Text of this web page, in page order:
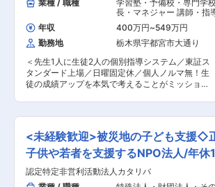
し、業務効率化を実現。採点結果は即時反映さ
れ、生徒や保護者のニーズに迅速対応できます ■
研修・キャリア 入社後は座学研修→先輩授業の見
学→模擬授業とステップを踏んでデビュー。教員
出身の方はもちろん、異業種からの転職者も多く
活躍中です 現場での経験を積んだ後は、教科責任
者や教室運営の中核メンバーとして活躍いただく
道もあり、「本物の教える力」を軸にキャリア形
く、協力して子どもを育てていくカルチャーが根
づいています。体育会系の厳しさよりも、プロと
エリアの各校舎。転居を伴う配属や今後のキャリ
アについては、面接時にしっかり相談できます。
変更の範囲：会社の定める業務
整し、化学反応を期待してアレンジします。 ◇コ
ンソーシアムの運営 地域のステークホルダーが集
まる「大槌高校魅力化構想会議」や「運営指導委
員会」などのコンソーシアム事務局として、議題
作成、資料作成、各種調整を行い、会議運営を担
当します。 ◇大槌高校の生徒募集・学校広報 各
種媒体（学校HP、公式note、町内広報誌）を通
じた広報活動、近隣中学校での説明会や先生との
関係構築、オープンスクールの開催、全国生徒募
生で構成された伴走チームが生徒をサポートしま
す。コーディネーターもその一員として、推薦入
試や総合型選抜（AO入試）を目指す生徒に対
し、論文課題やプレゼン課題の対策を支援しま
す。 ◇地域探究カリキュラムについて 大槌高校
業種 / 職種
学習塾・予備校・専門学
長・マネジャー 講師・指
トラクター
年収 400万円~549万円
勤務地
栃木県宇都宮市大通り
＜先生1人に生徒2人の個別指導システム／東証ス
タンダード上場／日曜固定休／個人ノルマ無！生
徒の成績アップを本気で考えることがミッショ
が雑談をしながら机まで一緒に向かい、時間にな
ったら授業が始まります！常に隣に先生がいるの
で、わからないことがあればすぐ聞ける環境で
す。先生と楽しく勉強し気が付けば1コマが終
了。帰るときには生徒のほとんどが笑顔で「さよ
うなら！」と元気に言って帰っていく、そんな小
中高生を対象とした個別指導塾「森塾」の教室長
<未経験歓迎>被災地の子ども支援◇
子供や若者を支援するNPO法人/年休
認定特定非営利活動法人カタリバ